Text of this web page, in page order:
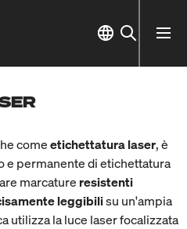
comeetichettatura laser, è
e permanente di etichettatura
marcature resistenti
leggibilisu un'ampia
utilizza la luce laser focalizzata